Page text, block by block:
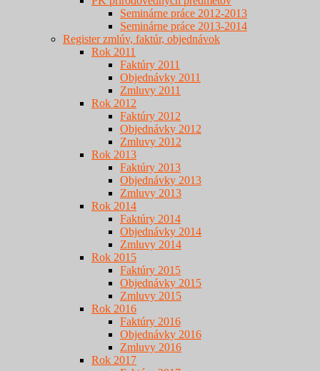
Seminárne práce 2012-2013
Seminárne práce 2013-2014
Register zmlúv, faktúr, objednávok
Rok 2011
Faktúry 2011
Objednávky 2011
Zmluvy 2011
Rok 2012
Faktúry 2012
Objednávky 2012
Zmluvy 2012
Rok 2013
Faktúry 2013
Objednávky 2013
Zmluvy 2013
Rok 2014
Faktúry 2014
Objednávky 2014
Zmluvy 2014
Rok 2015
Faktúry 2015
Objednávky 2015
Zmluvy 2015
Rok 2016
Faktúry 2016
Objednávky 2016
Zmluvy 2016
Rok 2017